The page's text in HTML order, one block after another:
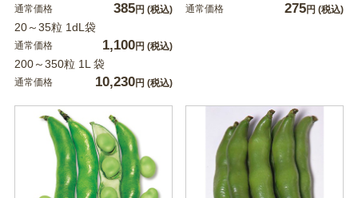
通常価格 385円 (税込)
20～35粒 1dL袋
通常価格 1,100円 (税込)
200～350粒 1L 袋
通常価格 10,230円 (税込)
通常価格 275円 (税込)